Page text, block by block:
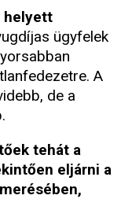
helyett
ügyfelek
A
de a
tehát a
eljárni a